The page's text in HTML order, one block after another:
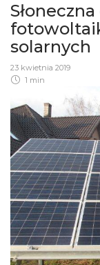
solarnych
23 kwietnia 2019
1 min